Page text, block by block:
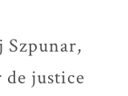
Szpunar,
de justice